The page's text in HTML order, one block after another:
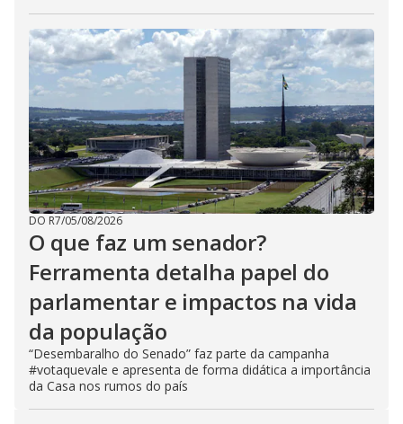
DO R7/05/08/2026
O que faz um senador?
Ferramenta detalha papel do
parlamentar e impactos na vida
da população
“Desembaralho do Senado” faz parte da campanha
#votaquevale e apresenta de forma didática a importância
da Casa nos rumos do país